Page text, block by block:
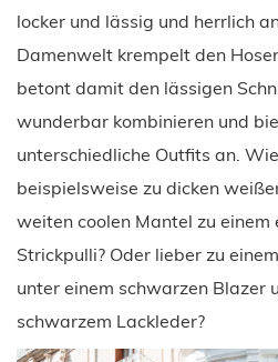
locker und lässig und herrlich
Damenwelt krempelt den
betont damit den lässigen
wunderbar kombinieren und
unterschiedliche Outfits an.
beispielsweise zu dicken
weiten coolen Mantel zu einem
Strickpulli? Oder lieber zu
unter einem schwarzen Blazer
schwarzem Lackleder?